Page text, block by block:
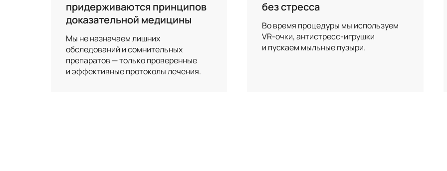
придерживаются принципов
доказательной медицины
Мы не назначаем лишних
обследований и сомнительных
препаратов — только проверенные
и эффективные протоколы лечения.
без стресса
Во время процедуры мы используем
VR-очки, антистресс-игрушки
и пускаем мыльные пузыри.